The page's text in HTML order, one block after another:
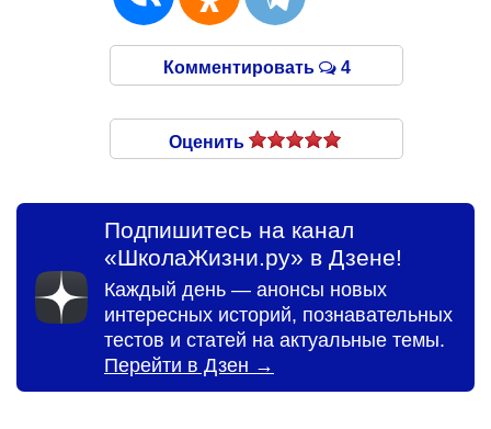
Комментировать 4
Оценить
Подпишитесь на канал
«ШколаЖизни.ру» в Дзене!
Каждый день — анонсы новых
интересных историй, познавательных
тестов и статей на актуальные темы.
Перейти в Дзен →